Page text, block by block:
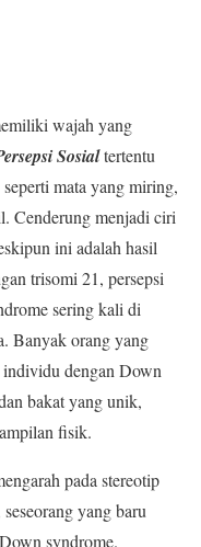
wajah yang
Sosialtertentu
mata yang miring,
Cenderung menjadi ciri
ini adalah hasil
trisomi 21, persepsi
sering kali di
Banyak orang yang
dengan Down
bakat yang unik,
fisik.
pada stereotip
yang baru
syndrome.